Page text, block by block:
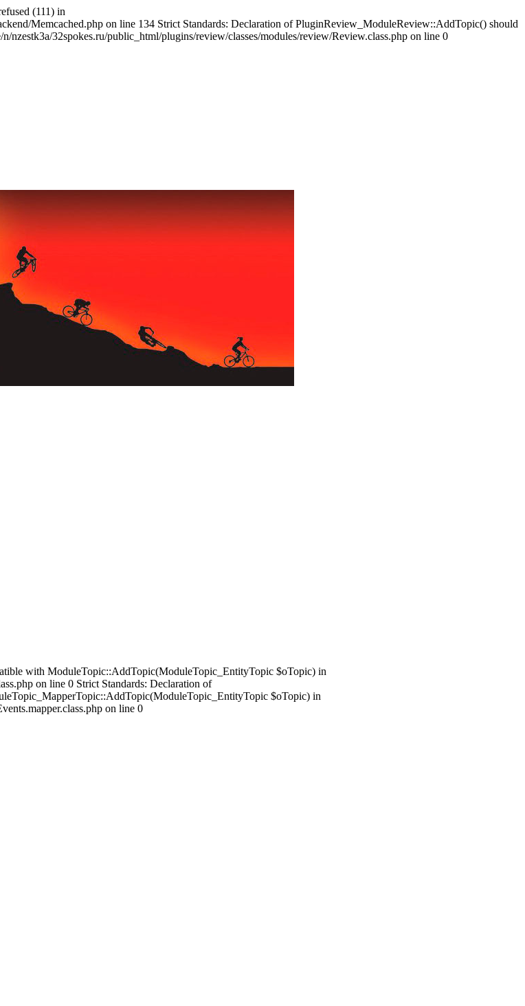
(111) in
Memcached.php on line 134 Strict Standards: Declaration of PluginReview_ModuleReview::AddTopic() should
32spokes.ru/public_html/plugins/review/classes/modules/review/Review.class.php on line 0
with ModuleTopic::AddTopic(ModuleTopic_EntityTopic $oTopic) in
on line 0 Strict Standards: Declaration of
$oTopic) in
on line 0